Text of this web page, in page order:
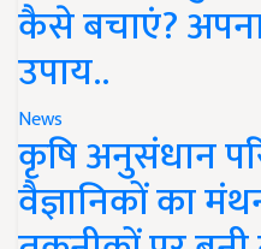
कैसे बचाएं?
उपाय..
News
कृषि अनुसंधान
वैज्ञानिकों का